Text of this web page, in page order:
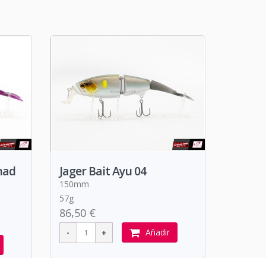
Jager Bait Ayu 04
150mm
57g
86,50 €
Añadir